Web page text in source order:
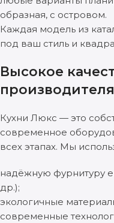
образная, с островом.
Каждая модель из
под ваш стиль и
Высокое
производителя
Кухни Люкс — это
современное
всех этапах. Мы
надёжную фурнитуру
др.);
экологичные
современные